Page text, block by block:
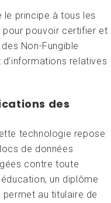
le principe à tous les
pour pouvoir certifier et
Non-Fungible
relatives
des
technologie repose
de données
contre toute
un diplôme
au titulaire de